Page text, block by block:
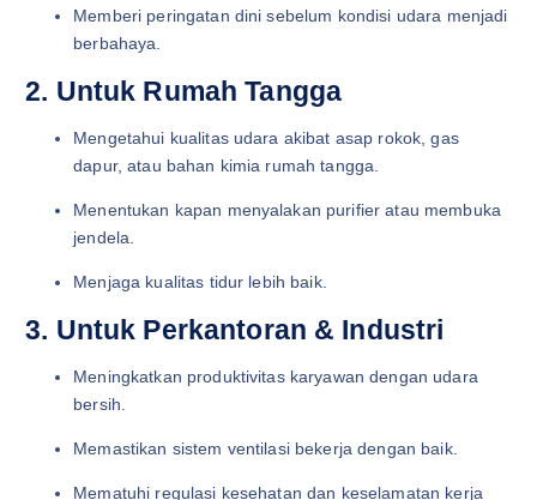
Memberi peringatan dini sebelum kondisi udara menjadi
berbahaya.
2. Untuk Rumah Tangga
Mengetahui kualitas udara akibat asap rokok, gas
dapur, atau bahan kimia rumah tangga.
Menentukan kapan menyalakan purifier atau membuka
jendela.
Menjaga kualitas tidur lebih baik.
3. Untuk Perkantoran & Industri
Meningkatkan produktivitas karyawan dengan udara
bersih.
Memastikan sistem ventilasi bekerja dengan baik.
Mematuhi regulasi kesehatan dan keselamatan kerja